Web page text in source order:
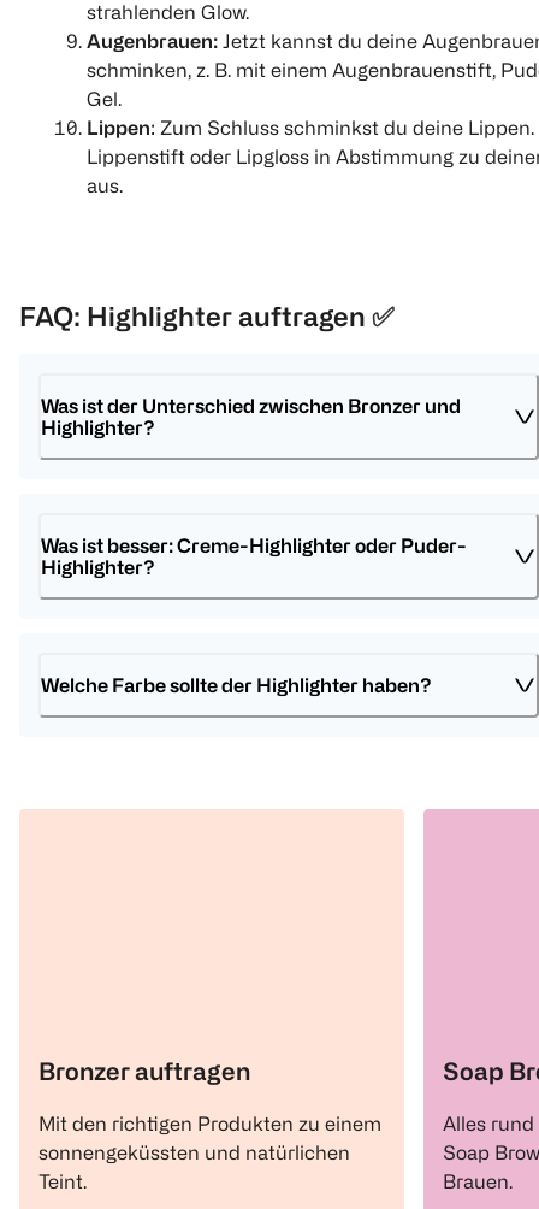
strahlenden Glow.
Augenbrauen: Jetzt kannst du deine
schminken, z. B. mit einem Augenbrauenstift,
Gel.
Lippen: Zum Schluss schminkst du deine Lippen.
Lippenstift oder Lipgloss in Abstimmung zu
aus.
FAQ: Highlighter auftragen ✅
Was ist der Unterschied zwischen Bronzer und
Highlighter?
Was ist besser: Creme-Highlighter oder Puder-
Highlighter?
Welche Farbe sollte der Highlighter haben?
Bronzer auftragen
Mit den richtigen Produkten zu einem
sonnengeküssten und natürlichen
Teint.
Soap
Alles
Soap
Brauen.